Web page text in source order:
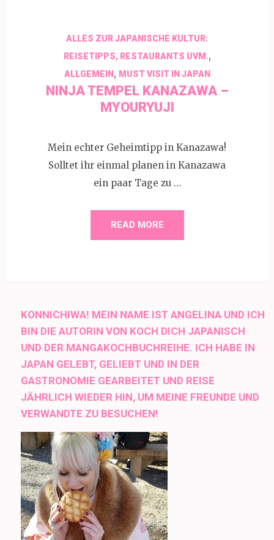
ALLES ZUR JAPANISCHE KULTUR:
REISETIPPS, RESTAURANTS UVM.,
ALLGEMEIN, MUST VISIT IN JAPAN
NINJA TEMPEL KANAZAWA –
MYOURYUJI
Mein echter Geheimtipp in Kanazawa!
Solltet ihr einmal planen in Kanazawa
ein paar Tage zu …
READ MORE
KONNICHIWA! MEIN NAME IST ANGELINA UND ICH
BIN DIE AUTORIN VON KOCH DICH JAPANISCH
UND DER MANGAKOCHBUCHREIHE. ICH HABE IN
JAPAN GELEBT, GELIEBT UND IN DER
GASTRONOMIE GEARBEITET UND REISE
JÄHRLICH WIEDER HIN, UM MEINE FREUNDE UND
VERWANDTE ZU BESUCHEN!